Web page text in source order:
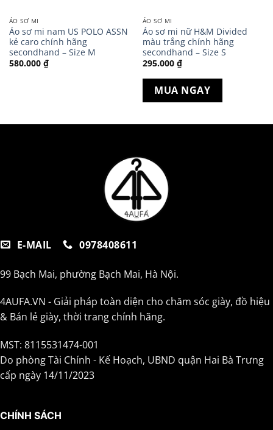
ÁO SƠ MI
Áo sơ mi nam US POLO ASSN
kẻ caro chính hãng
secondhand – Size M
580.000 ₫
ÁO SƠ MI
Áo sơ mi nữ H&M Divided
màu trắng chính hãng
secondhand – Size S
295.000 ₫
MUA NGAY
E-MAIL 0978408611
99 Bạch Mai, phường Bạch Mai, Hà Nội.
4AUFA.VN - Giải pháp toàn diện cho chăm sóc giày, đồ hiệu
& Bán lẻ giày, thời trang chính hãng.
MST: 8115531474-001
Do phòng Tài Chính - Kế Hoạch, UBND quận Hai Bà Trưng
cấp ngày 14/11/2023
CHÍNH SÁCH